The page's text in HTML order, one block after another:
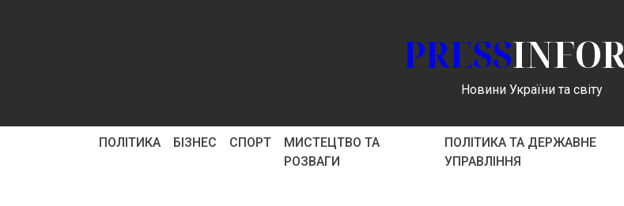
PRESS
Новини України та світу
ПОЛІТИКА БІЗНЕС СПОРТ
МИСТЕЦТВО ТА
РОЗВАГИ
ПОЛІТИКА ТА ДЕРЖАВНЕ
УПРАВЛІННЯ